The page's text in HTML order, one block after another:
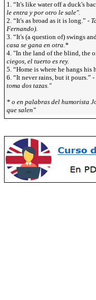
1. “It's like water off a duck's
le entra y por otro le sale".
2. “It's as broad as it is long.” -
Fernando).
3. “It's (a question of) swings
casa se gana en otra.*
4. "In the land of the blind, the
ciegos, el tuerto es rey.
5. “Home is where he hangs his
6. “It never rains, but it pours.” -
toma dos tazas."
* o en palabras del humorista
que salen"